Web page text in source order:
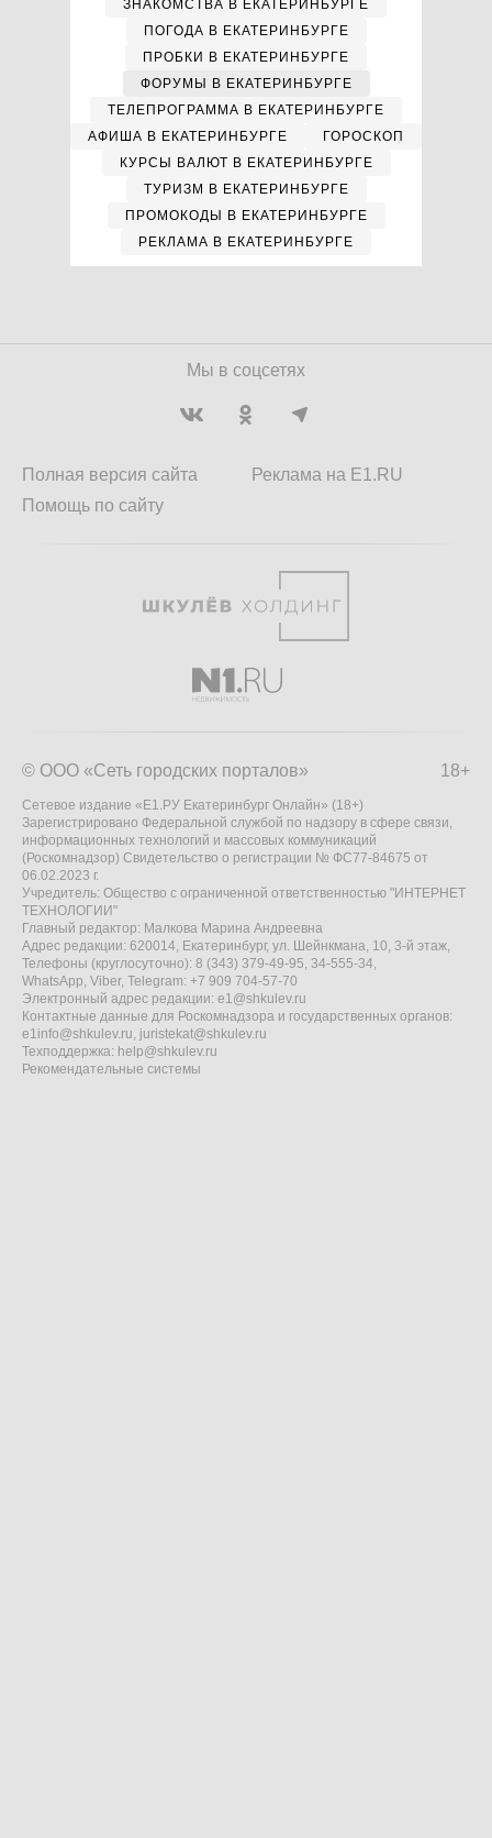
ЗНАКОМСТВА В ЕКАТЕРИНБУРГЕ
ПОГОДА В ЕКАТЕРИНБУРГЕ
ПРОБКИ В ЕКАТЕРИНБУРГЕ
ФОРУМЫ В ЕКАТЕРИНБУРГЕ
ТЕЛЕПРОГРАММА В ЕКАТЕРИНБУРГЕ
АФИША В ЕКАТЕРИНБУРГЕ
ГОРОСКОП
КУРСЫ ВАЛЮТ В ЕКАТЕРИНБУРГЕ
ТУРИЗМ В ЕКАТЕРИНБУРГЕ
ПРОМОКОДЫ В ЕКАТЕРИНБУРГЕ
РЕКЛАМА В ЕКАТЕРИНБУРГЕ
Мы в соцсетях
Полная версия сайта
Помощь по сайту
Реклама на E1.RU
18+
© ООО «Сеть городских порталов»
Сетевое издание «Е1.РУ Екатеринбург Онлайн» (18+)
Зарегистрировано Федеральной службой по надзору в сфере связи,
информационных технологий и массовых коммуникаций
(Роскомнадзор) Свидетельство о регистрации № ФС77-84675 от
06.02.2023 г.
Учредитель: Общество с ограниченной ответственностью "ИНТЕРНЕТ
ТЕХНОЛОГИИ"
Главный редактор: Малкова Марина Андреевна
Адрес редакции: 620014, Екатеринбург, ул. Шейнкмана, 10, 3-й этаж,
Телефоны (круглосуточно): 8 (343) 379-49-95, 34-555-34,
WhatsApp, Viber, Telegram: +7 909 704-57-70
Электронный адрес редакции: e1@shkulev.ru
Контактные данные для Роскомнадзора и государственных органов:
e1info@shkulev.ru, juristekat@shkulev.ru
Техподдержка: help@shkulev.ru
Рекомендательные системы